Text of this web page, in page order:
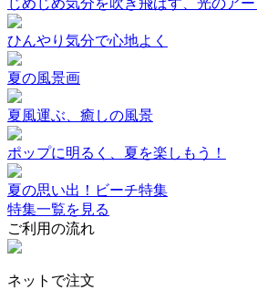
じめじめ気分を吹き飛ばす、光のアー
ひんやり気分で心地よく
夏の風景画
夏風運ぶ、癒しの風景
ポップに明るく、夏を楽しもう！
夏の思い出！ビーチ特集
特集一覧を見る
ご利用の流れ
ネットで注文